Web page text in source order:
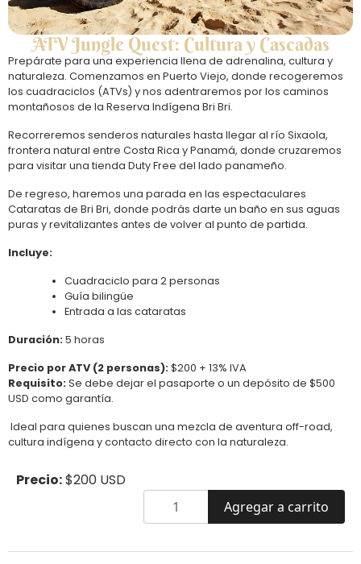
ATV Jungle Quest: Cultura y Cascadas
Prepárate para una experiencia llena de adrenalina, cultura y
naturaleza. Comenzamos en Puerto Viejo, donde recogeremos
los cuadraciclos (ATVs) y nos adentraremos por los caminos
montañosos de la Reserva Indígena Bri Bri.
Recorreremos senderos naturales hasta llegar al río Sixaola,
frontera natural entre Costa Rica y Panamá, donde cruzaremos
para visitar una tienda Duty Free del lado panameño.
De regreso, haremos una parada en las espectaculares
Cataratas de Bri Bri, donde podrás darte un baño en sus aguas
puras y revitalizantes antes de volver al punto de partida.
Incluye:
Cuadraciclo para 2 personas
Guía bilingüe
Entrada a las cataratas
Duración: 5 horas
Precio por ATV (2 personas): $200 + 13% IVA
Requisito: Se debe dejar el pasaporte o un depósito de $500
USD como garantía.
Ideal para quienes buscan una mezcla de aventura off-road,
cultura indígena y contacto directo con la naturaleza.
Precio:$200 USD
Agregar a carrito